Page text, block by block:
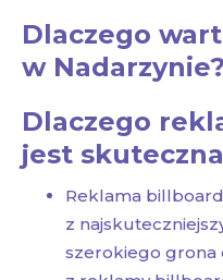
Dlaczego
w Nadarzynie?
Dlaczego
jest
Reklama
z
szerokiego grona